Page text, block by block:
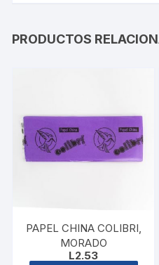
PRODUCTOS
PAPEL CHINA COLIBRI,
MORADO
L2.53